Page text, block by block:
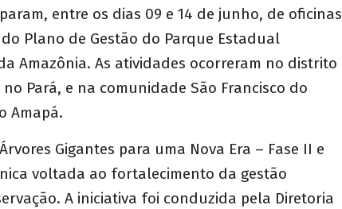
entre os dias 09 e 14 de junho, de oficinas
Plano de Gestão do Parque Estadual
Amazônia. As atividades ocorreram no distrito
Pará, e na comunidade São Francisco do
Amapá.
Gigantes para uma Nova Era – Fase II e
voltada ao fortalecimento da gestão
A iniciativa foi conduzida pela Diretoria